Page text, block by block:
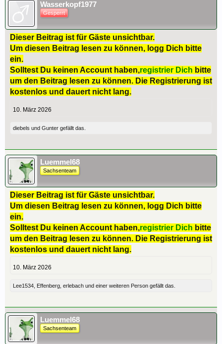
Wasserkopf1977
Gesperrt
Dieser Beitrag ist für Gäste unsichtbar.
Um diesen Beitrag lesen zu können, logg Dich bitte
ein.
Solltest Du keinen Account haben,registrier Dich bitte
um den Beitrag lesen zu können. Die Registrierung ist
kostenlos und dauert nicht lang.
10. März 2026
diebels und Gunter gefällt das.
Luemmel68
Sachsenteam
Dieser Beitrag ist für Gäste unsichtbar.
Um diesen Beitrag lesen zu können, logg Dich bitte
ein.
Solltest Du keinen Account haben,registrier Dich bitte
um den Beitrag lesen zu können. Die Registrierung ist
kostenlos und dauert nicht lang.
10. März 2026
Lee1534 Effenberg erlebach und einer weiteren Person gefällt das.
Luemmel68
Sachsenteam